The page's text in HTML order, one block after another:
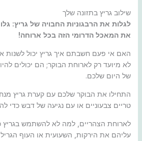
שילוב גריץ בתזונה שלך
לגלות את הרבגוניות החבויה של גריץ:
את המאכל הדרומי הזה בכל ארוחה!
האם אי פעם חשבתם איך גריץ יכול לשנות
לא מיועד רק לארוחת הבוקר; הם יכולים
של היום שלכם.
התחילו את הבוקר שלכם עם קערת גריץ
טריים צבעוניים או עם נגיעה של דבש כדי
לארוחת הצהריים, למה לא להשתמש בגריץ
עליהם את הירקות, השעועית או העוף